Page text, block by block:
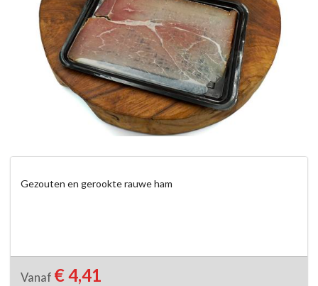
Gezouten en gerookte rauwe ham
Vanaf € 4,41